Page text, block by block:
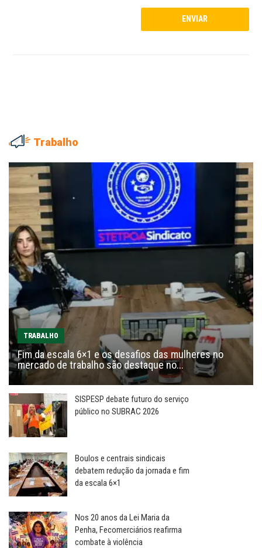
Trabalho
TRABALHO
Fim da escala 6×1 e os desafios das mulheres no
mercado de trabalho são destaque no...
SISPESP debate futuro do serviço
público no SUBRAC 2026
Boulos e centrais sindicais
debatem redução da jornada e fim
da escala 6×1
Nos 20 anos da Lei Maria da
Penha, Fecomerciários reafirma
combate à violência